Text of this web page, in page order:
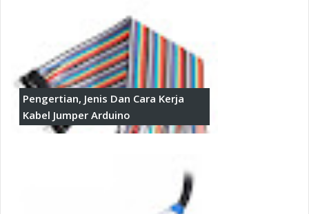
Pengertian, Jenis Dan Cara Kerja
Kabel Jumper Arduino